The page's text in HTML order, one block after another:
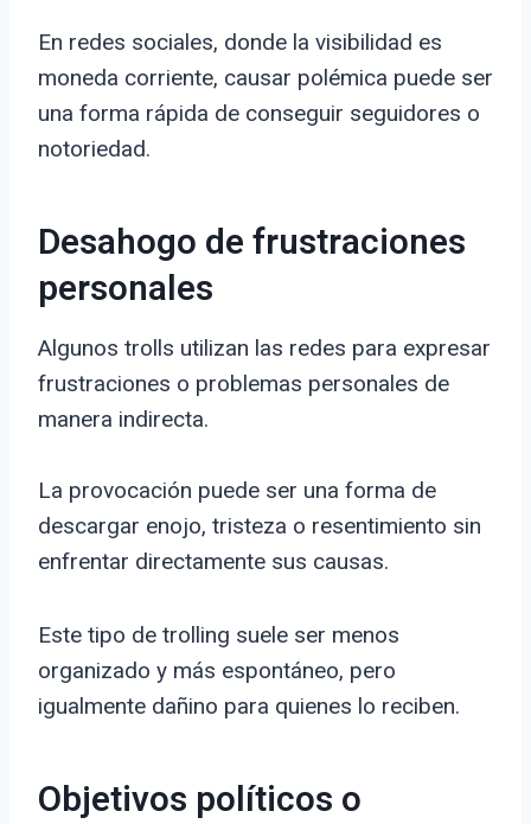
En redes sociales, donde la visibilidad es
moneda corriente, causar polémica puede ser
una forma rápida de conseguir seguidores o
notoriedad.
Desahogo de frustraciones
personales
Algunos trolls utilizan las redes para expresar
frustraciones o problemas personales de
manera indirecta.
La provocación puede ser una forma de
descargar enojo, tristeza o resentimiento sin
enfrentar directamente sus causas.
Este tipo de trolling suele ser menos
organizado y más espontáneo, pero
igualmente dañino para quienes lo reciben.
Objetivos políticos o